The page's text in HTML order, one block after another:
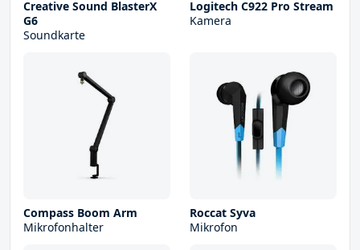
Creative Sound BlasterX
G6
Soundkarte
Logitech C922 Pro Stream
Kamera
Compass Boom Arm
Mikrofonhalter
Roccat Syva
Mikrofon